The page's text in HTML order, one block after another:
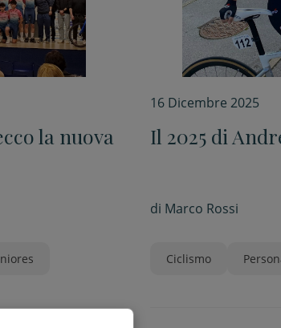
la nuova
16 Dicembre 2025
Il 2025 di
di Marco Rossi
Ciclismo